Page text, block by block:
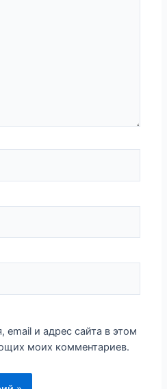
email и адрес сайта в этом
моих комментариев.